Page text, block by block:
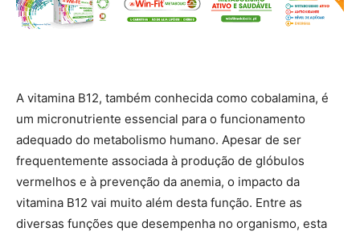
A vitamina B12, também conhecida como cobalamina, é
um micronutriente essencial para o funcionamento
adequado do metabolismo humano. Apesar de ser
frequentemente associada à produção de glóbulos
vermelhos e à prevenção da anemia, o impacto da
vitamina B12 vai muito além desta função. Entre as
diversas funções que desempenha no organismo, esta